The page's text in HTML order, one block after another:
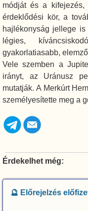
módját és a
érdeklődési kör, a
hajlékonyság jellege
légies,
gyakorlatiasabb,
Vele szemben a
irányt, az Uránusz
mutatják. A Merkúrt
személyesítette meg a
Érdekelhet még:
🔮 Előrejelzés